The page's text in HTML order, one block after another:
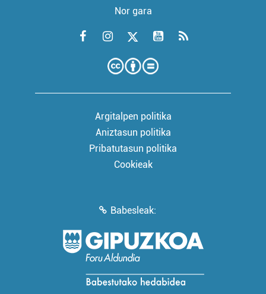
Nor gara
Argitalpen politika
Aniztasun politika
Pribatutasun politika
Cookieak
Babesleak: